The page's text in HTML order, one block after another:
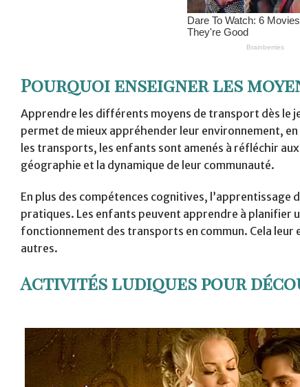
Pourquoi enseigner les
Apprendre les différents moyens de transport dès le
permet de mieux appréhender leur environnement,
les transports, les enfants sont amenés à réfléchir
géographie et la dynamique de leur communauté.
En plus des compétences cognitives,
pratiques. Les enfants peuvent apprendre à planifier
fonctionnement des transports en commun. Cela
autres.
Activités ludiques pour